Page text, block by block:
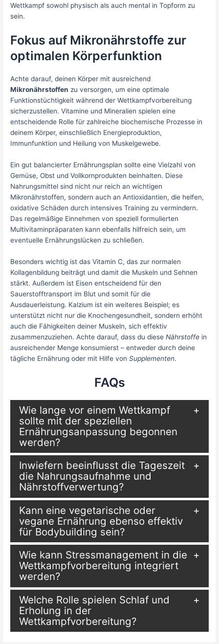
Wettkampf sowohl physisch als auch mental in Topform zu
sein.
Fokus auf Mikronährstoffe zur
optimalen Körperfunktion
Achte darauf, deinen Körper mit ausreichend
Mikronährstoffen zu versorgen, um eine optimale
Funktionstüchtigkeit während der Wettkampfvorbereitung
sicherzustellen. Vitamine und Mineralien spielen eine
entscheidende Rolle für zahlreiche biochemische Prozesse in
deinem Körper, einschließlich Energieproduktion,
Immunfunktion und Heilung von Muskelgewebe.
Ein gut balancierter Ernährungsplan sollte eine Vielzahl von
Gemüse, Obst und Vollkornprodukten beinhalten. Diese
Nahrungsmittel sind nicht nur reich an wichtigen
Mikronährstoffen, sondern auch an Antioxidantien, die helfen,
oxidative Schäden durch intensives Training zu vermindern.
Das regelmäßige Einnehmen von speziell formulierten
Multivitaminpräparaten kann ebenfalls hilfreich sein, um
eventuelle Ernährungslücken zu schließen.
Besonders wichtig ist das Vitamin C, das zur normalen
Kollagenbildung beiträgt und damit die Muskeln und Sehnen
stärkt. Außerdem ist Eisen entscheidend für den
Sauerstofftransport im Blut und somit für die
Ausdauerleistung. Kalzium ist ein weiteres Beispiel; es
unterstützt nicht nur die Knochengesundheit, sondern erhöht
auch die Fähigkeiten deiner Muskeln, sich effektiv
zusammenzuziehen. Achte darauf, dass du dieseNährstoffe in
ausreichender Menge konsumierst – entweder durch deine
tägliche Ernährung oder mit Hilfe vonSupplementen.
FAQs
Wie lange vor einem Wettkampf
sollte mit der speziellen
Ernährungsanpassung begonnen
werden?
Inwiefern beeinflusst die Tageszeit
die Nahrungsaufnahme und
Nährstoffverwertung?
Kann eine vegetarische oder
vegane Ernährung ebenso effektiv
für Bodybuilding sein?
Wie kann Stressmanagement in die
Wettkampfvorbereitung integriert
werden?
Welche Rolle spielen Schlaf und
Erholung in der
Wettkampfvorbereitung?